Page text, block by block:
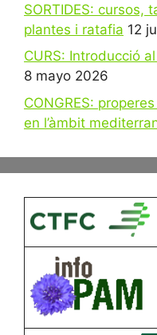
SORTIDES: cursos,
plantes i ratafia 12
CURS: Introducció
8 mayo 2026
CONGRES:
en l’àmbit